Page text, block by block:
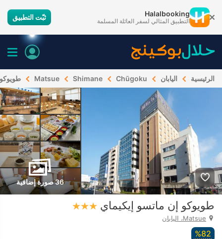
Halalbooking
التطبيق المثالي لسفر العائلة المسلمة ثبّت التطبيق
الرئيسية اليابان Chūgoku
Shimane
Matsue
36 صورة إضافية
طويوكو إن ماتسو إيكيماي
Matsue، اليابان
82‏%